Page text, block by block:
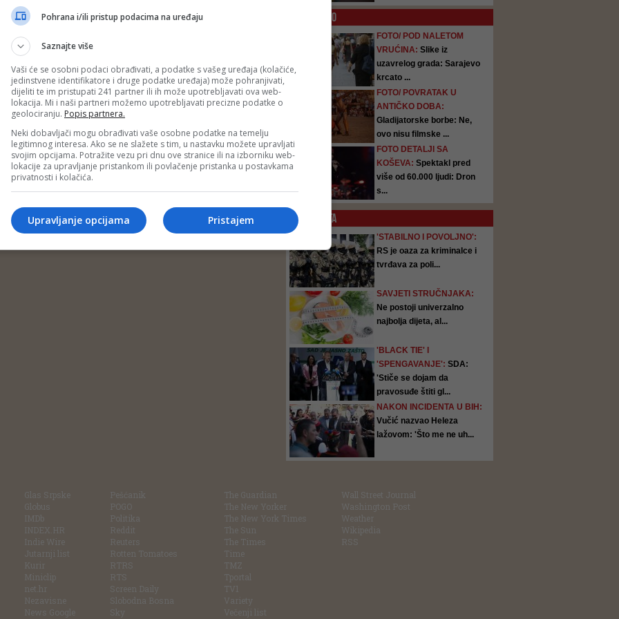
1 Naredna FOTO
FOTO/ POD NALETOM
VRUĆINA: Slike iz
uzavrelog grada: Sarajevo
krcato ...
FOTO/ POVRATAK U
ANTIČKO DOBA:
Gladijatorske borbe: Ne,
ovo nisu filmske ...
FOTO DETALJI SA
KOŠEVA: Spektakl pred
više od 60.000 ljudi: Dron
s...
24 SATA
'STABILNO I POVOLJNO':
RS je oaza za kriminalce i
tvrđava za poli...
SAVJETI STRUČNJAKA:
Ne postoji univerzalno
najbolja dijeta, al...
'BLACK TIE' I
'SPENGAVANJE': SDA:
'Stiče se dojam da
pravosuđe štiti gl...
NAKON INCIDENTA U BIH:
Vučić nazvao Heleza
lažovom: 'Što me ne uh...
Glas Srpske
Globus
IMDb
INDEX.HR
Indie Wire
Jutarnji list
Kurir
Miniclip
net.hr
Nezavisne
News Google
Pešćanik
POGO
Politika
Reddit
Reuters
Rotten Tomatoes
RTRS
RTS
Screen Daily
Slobodna Bosna
Sky
The Guardian
The New Yorker
The New York Times
The Sun
The Times
Time
TMZ
Tportal
TV1
Variety
Večenji list
Wall Street Journal
Washington Post
Weather
Wikipedia
RSS
Pohrana i/ili pristup podacima na uređaju
Saznajte više
Vaši će se osobni podaci obrađivati, a podatke s vašeg uređaja (kolačiće,
jedinstvene identifikatore i druge podatke uređaja) može pohranjivati,
dijeliti te im pristupati 241 partner ili ih može upotrebljavati ova web-
lokacija. Mi i naši partneri možemo upotrebljavati precizne podatke o
geolociranju. Popis partnera.
Neki dobavljači mogu obrađivati vaše osobne podatke na temelju
legitimnog interesa. Ako se ne slažete s tim, u nastavku možete upravljati
svojim opcijama. Potražite vezu pri dnu ove stranice ili na izborniku web-
lokacije za upravljanje pristankom ili povlačenje pristanka u postavkama
privatnosti i kolačića.
Pristajem
Upravljanje opcijama